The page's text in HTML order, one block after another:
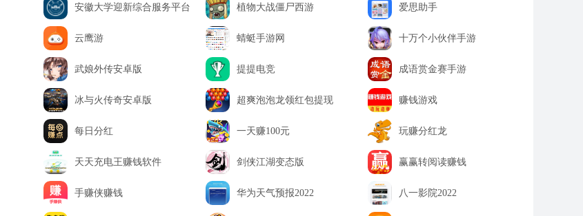
安徽大学迎新综合服务平台 植物大战僵尸西游 爱思助手
云鹰游 蜻蜓手游网 十万个小伙伴手游
武娘外传安卓版 提提电竞 成语赏金赛手游
冰与火传奇安卓版 超爽泡泡龙领红包提现 赚钱游戏
每日分红 一天赚100元 玩赚分红龙
天天充电王赚钱软件 剑侠江湖变态版 赢赢转阅读赚钱
手赚侠赚钱 华为天气预报2022 八一影院2022